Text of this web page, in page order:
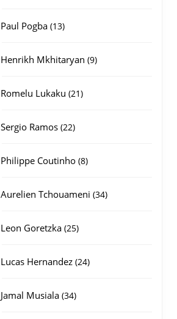
Paul Pogba 1313
Henrikh Mkhitaryan 99
Romelu Lukaku 2121
Sergio Ramos 2222
Philippe Coutinho 88
Aurelien Tchouameni 3434
Leon Goretzka 2525
Lucas Hernandez 2424
Jamal Musiala 3434